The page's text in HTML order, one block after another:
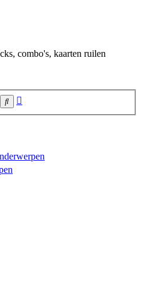
combo's, kaarten ruilen
Zoek